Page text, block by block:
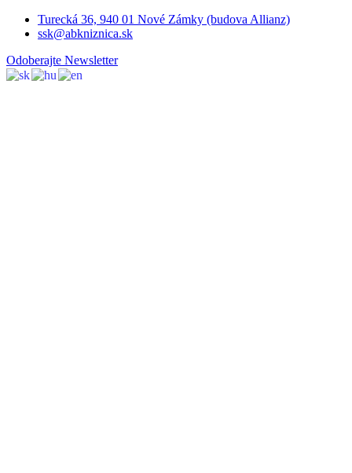
Turecká 36, 940 01 Nové Zámky (budova Allianz)
ssk@abkniznica.sk
Odoberajte Newsletter